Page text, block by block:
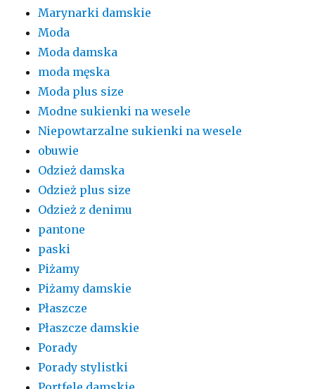
Marynarki damskie
Moda
Moda damska
moda męska
Moda plus size
Modne sukienki na wesele
Niepowtarzalne sukienki na wesele
obuwie
Odzież damska
Odzież plus size
Odzież z denimu
pantone
paski
Piżamy
Piżamy damskie
Płaszcze
Płaszcze damskie
Porady
Porady stylistki